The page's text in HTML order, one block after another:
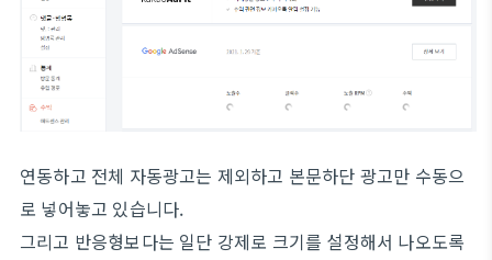
연동하고 전체 자동광고는 제외하고 본문하단 광고만 수동으
로 넣어놓고 있습니다.
그리고 반응형보다는 일단 강제로 크기를 설정해서 나오도록